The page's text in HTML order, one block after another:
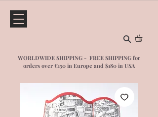
WORLDWIDE SHIPPING - FREE SHIPPING for
orders over €150 in Europe and $180 in USA